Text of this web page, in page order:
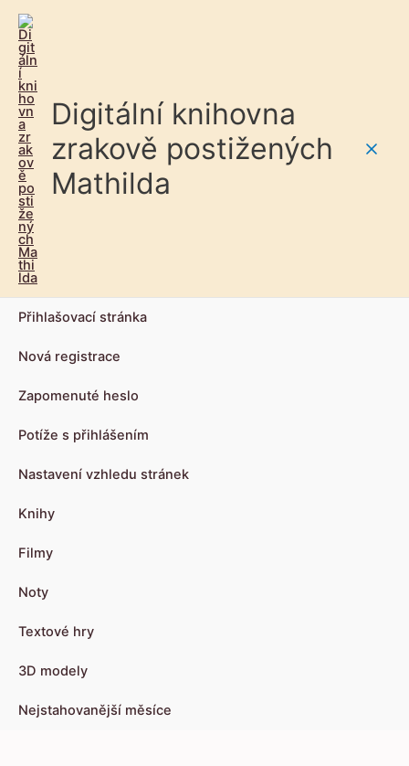
Digitální knihovna
zrakově postižených
Mathilda
Přihlašovací stránka
Nová registrace
Zapomenuté heslo
Potíže s přihlášením
Nastavení vzhledu stránek
Knihy
Filmy
Noty
Textové hry
3D modely
Nejstahovanější měsíce